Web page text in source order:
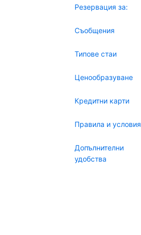
Резервация за:
Съобщения
Типове стаи
Ценообразуване
Кредитни карти
Правила и условия
Допълнителни
удобства